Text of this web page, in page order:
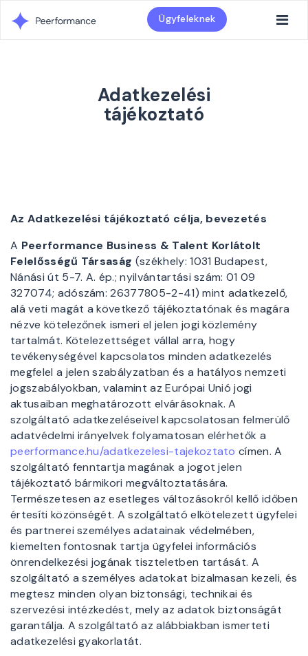
Ügyfeleknek
Adatkezelési
tájékoztató
Az Adatkezelési tájékoztató célja, bevezetés
A Peerformance Business & Talent Korlátolt
Felelősségű Társaság (székhely: 1031 Budapest,
Nánási út 5-7. A. ép.; nyilvántartási szám: 01 09
327074; adószám: 26377805-2-41) mint adatkezelő,
alá veti magát a következő tájékoztatónak és magára
nézve kötelezőnek ismeri el jelen jogi közlemény
tartalmát. Kötelezettséget vállal arra, hogy
tevékenységével kapcsolatos minden adatkezelés
megfelel a jelen szabályzatban és a hatályos nemzeti
jogszabályokban, valamint az Európai Unió jogi
aktusaiban meghatározott elvárásoknak. A
szolgáltató adatkezeléseivel kapcsolatosan felmerülő
adatvédelmi irányelvek folyamatosan elérhetők a
peerformance.hu/adatkezelesi-tajekoztato címen. A
szolgáltató fenntartja magának a jogot jelen
tájékoztató bármikori megváltoztatására.
Természetesen az esetleges változásokról kellő időben
értesíti közönségét. A szolgáltató elkötelezett ügyfelei
és partnerei személyes adatainak védelmében,
kiemelten fontosnak tartja ügyfelei információs
önrendelkezési jogának tiszteletben tartását. A
szolgáltató a személyes adatokat bizalmasan kezeli, és
megtesz minden olyan biztonsági, technikai és
szervezési intézkedést, mely az adatok biztonságát
garantálja. A szolgáltató az alábbiakban ismerteti
adatkezelési gyakorlatát.